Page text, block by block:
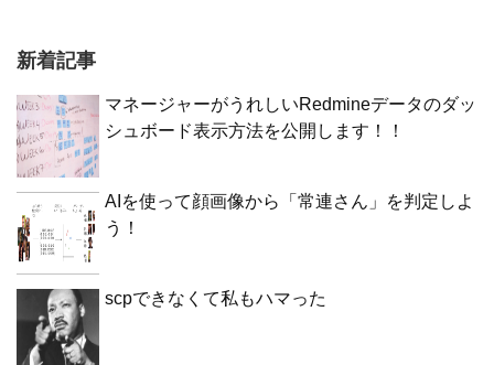
新着記事
マネージャーがうれしいRedmineデータのダッ
シュボード表示方法を公開します！！
AIを使って顔画像から「常連さん」を判定しよ
う！
scpできなくて私もハマった